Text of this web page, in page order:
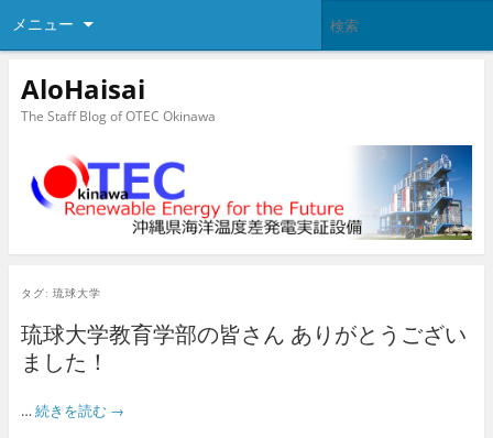
メニュー
AloHaisai
The Staff Blog of OTEC Okinawa
タグ: 琉球大学
琉球大学教育学部の皆さん ありがとうござい
ました！
… 続きを読む →